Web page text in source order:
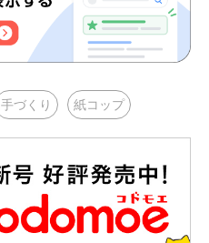
手づくり 紙コップ